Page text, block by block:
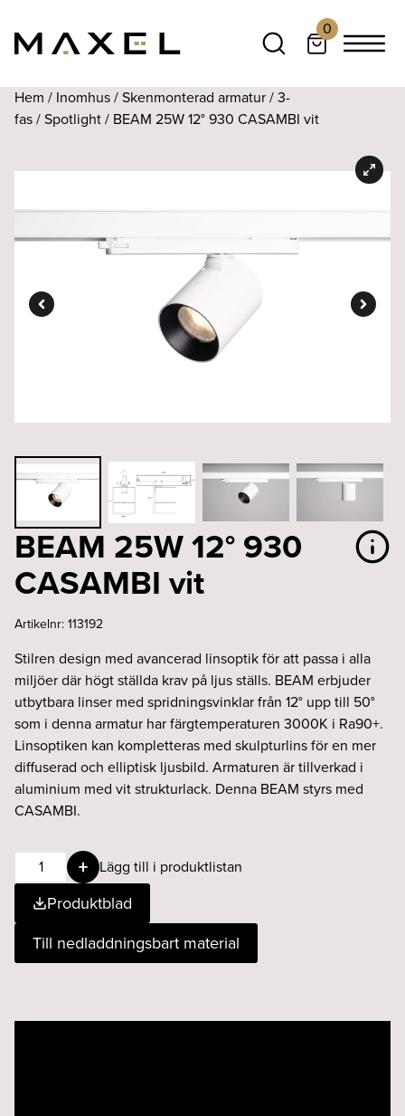
0
Hem / Inomhus/Skenmonterad armatur/3-
fas/Spotlight/ BEAM 25W 12° 930 CASAMBI vit
BEAM 25W 12° 930
CASAMBI vit
Artikelnr:113192
Stilren design med avancerad linsoptik för att passa i alla
miljöer där högt ställda krav på ljus ställs. BEAM erbjuder
utbytbara linser med spridningsvinklar från 12° upp till 50°
som i denna armatur har färgtemperaturen 3000K i Ra90+.
Linsoptiken kan kompletteras med skulpturlins för en mer
diffuserad och elliptisk ljusbild. Armaturen är tillverkad i
aluminium med vit strukturlack. Denna BEAM styrs med
CASAMBI.
BEAM
25W
930
CASAMBI
vit
Lägg till i produktlistan
Produktblad
Till nedladdningsbart material